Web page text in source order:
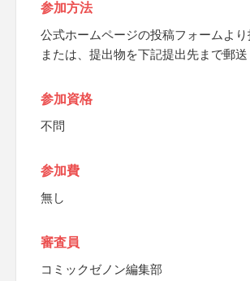
参加方法
公式ホームページの投稿フォームよ
または、提出物を下記提出先まで郵送
参加資格
不問
参加費
無し
審査員
コミックゼノン編集部